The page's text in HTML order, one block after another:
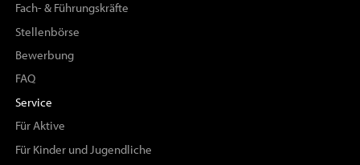
Fach- & Führungskräfte
Stellenbörse
Bewerbung
FAQ
Service
Für Aktive
Für Kinder und Jugendliche